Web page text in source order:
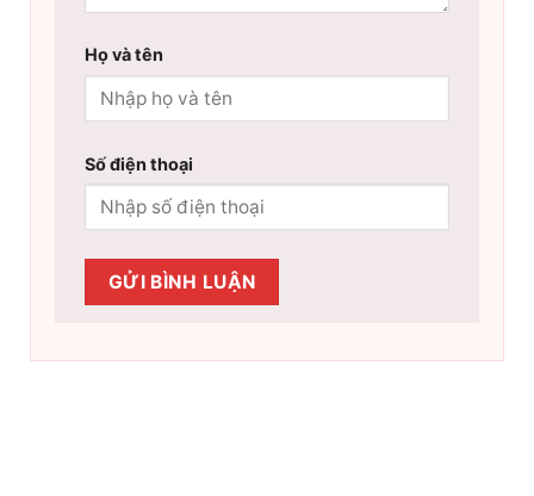
Họ và tên
Số điện thoại